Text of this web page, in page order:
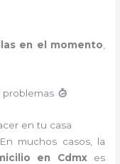
en el momento,
problemas
en tu casa
muchos casos, la
en Cdmxes